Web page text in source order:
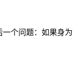
个问题：如果身为